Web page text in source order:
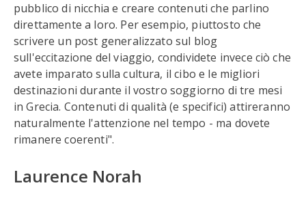
pubblico di nicchia e creare contenuti che parlino
direttamente a loro. Per esempio, piuttosto che
scrivere un post generalizzato sul blog
sull'eccitazione del viaggio, condividete invece ciò che
avete imparato sulla cultura, il cibo e le migliori
destinazioni durante il vostro soggiorno di tre mesi
in Grecia. Contenuti di qualità (e specifici) attireranno
naturalmente l'attenzione nel tempo - ma dovete
rimanere coerenti".
Laurence Norah